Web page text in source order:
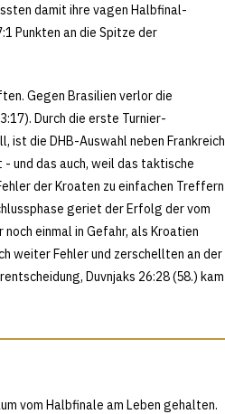
damit ihre vagen Halbfinal-
Punkten an die Spitze der
Gegen Brasilien verlor die
Durch die erste Turnier-
ist die DHB-Auswahl neben Frankreich
und das auch, weil das taktische
der Kroaten zu einfachen Treffern
geriet der Erfolg der vom
einmal in Gefahr, als Kroatien
weiter Fehler und zerschellten an der
Duvnjaks 26:28 (58.) kam
vom Halbfinale am Leben gehalten.